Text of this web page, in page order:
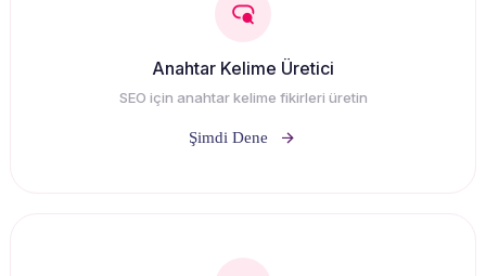
Anahtar Kelime Üretici
SEO için anahtar kelime fikirleri üretin
Şimdi Dene